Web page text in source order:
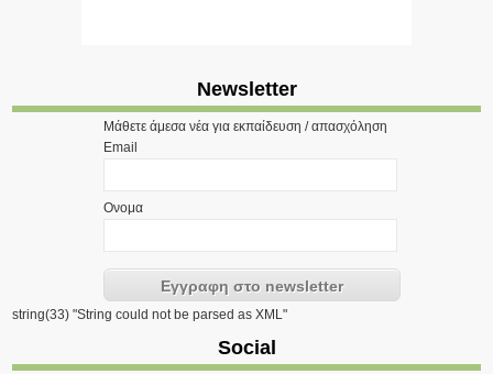
Newsletter
Μάθετε άμεσα νέα για εκπαίδευση / απασχόληση
Email
Ονομα
string(33) "String could not be parsed as XML"
Social